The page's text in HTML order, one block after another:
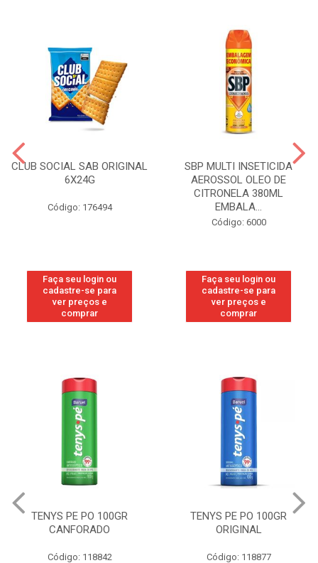
CLUB SOCIAL SAB ORIGINAL
6X24G
Código: 176494
Faça seu login ou
cadastre-se para
ver preços e
comprar
SBP MULTI INSETICIDA
AEROSSOL OLEO DE
CITRONELA 380ML
EMBALA...
Código: 6000
Faça seu login ou
cadastre-se para
ver preços e
comprar
TENYS PE PO 100GR
CANFORADO
Código: 118842
TENYS PE PO 100GR
ORIGINAL
Código: 118877